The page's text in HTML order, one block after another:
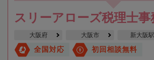
スリーアローズ税理士事
大阪府 大阪市 新大阪駅
全国対応 初回相談無料